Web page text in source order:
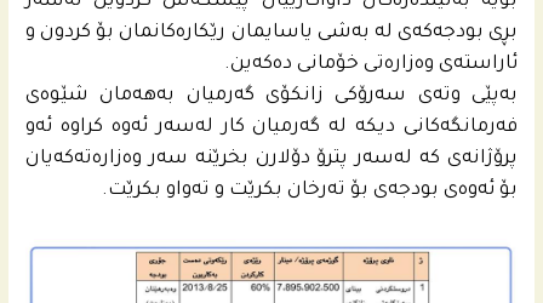
بڕى بودجه‌كه‌ى له‌ به‌شى یاسایمان رێكاره‌كانمان بۆ كردون و
ئاراسته‌ى وه‌زاره‌تى خۆمانى ده‌كه‌ین.
به‌پێى وته‌ى سه‌رۆكى زانكۆى گه‌رمیان به‌هه‌مان شێوه‌ى
فه‌رمانگه‌كانى دیكه‌ له‌ گه‌رمیان كار له‌سه‌ر ئه‌وه‌ كراوه‌ ئه‌و
پرۆژانه‌ى كه‌ له‌سه‌ر پترۆ دۆلارن بخرێنه‌ سه‌ر وه‌زاره‌ته‌كه‌یان
بۆ ئه‌وه‌ى بودجه‌ى بۆ ته‌رخان بكرێت و ته‌واو بكرێت.